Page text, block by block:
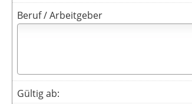
Beruf / Arbeitgeber
Gültig ab: